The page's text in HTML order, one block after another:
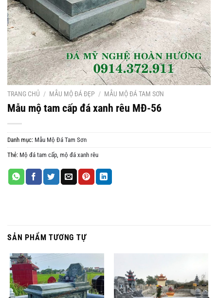
TRANG CHỦ / MẪU MỘ ĐÁ ĐẸP / MẪU MỘ ĐÁ TAM SƠN
Mẫu mộ tam cấp đá xanh rêu MĐ-56
Danh mục: Mẫu Mộ Đá Tam Sơn
Thẻ: Mộ đá tam cấp, mộ đá xanh rêu
SẢN PHẨM TƯƠNG TỰ